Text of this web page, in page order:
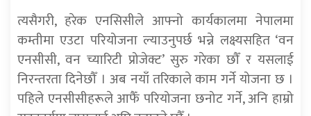
त्यसैगरी, हरेक एनसिसीले आफ्नो कार्यकालमा नेपालमा
कम्तीमा एउटा परियोजना ल्याउनुपर्छ भन्ने लक्ष्यसहित ‘वन
एनसीसी, वन च्यारिटी प्रोजेक्ट’ सुरु गरेका छौँ र यसलाई
निरन्तरता दिनेछौँ । अब नयाँ तरिकाले काम गर्ने योजना छ ।
पहिले एनसीसीहरूले आफैँ परियोजना छनोट गर्ने, अनि हाम्रो